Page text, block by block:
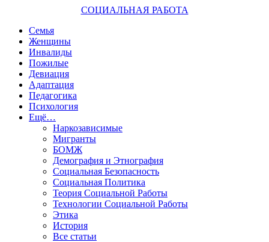
СОЦИАЛЬНАЯ РАБОТА
Семья
Женщины
Инвалиды
Пожилые
Девиация
Адаптация
Педагогика
Психология
Ещё…
Наркозависимые
Мигранты
БОМЖ
Демография и Этнография
Социальная Безопасность
Социальная Политика
Теория Социальной Работы
Технологии Социальной Работы
Этика
История
Все статьи